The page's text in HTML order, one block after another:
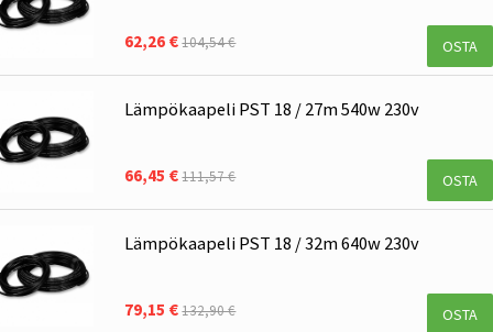
62,26 €104,54 € OSTA
Lämpökaapeli PST 18 / 27m 540w 230v
66,45 €111,57 € OSTA
Lämpökaapeli PST 18 / 32m 640w 230v
79,15 €132,90 € OSTA